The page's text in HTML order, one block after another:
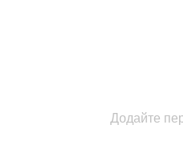
Додайте